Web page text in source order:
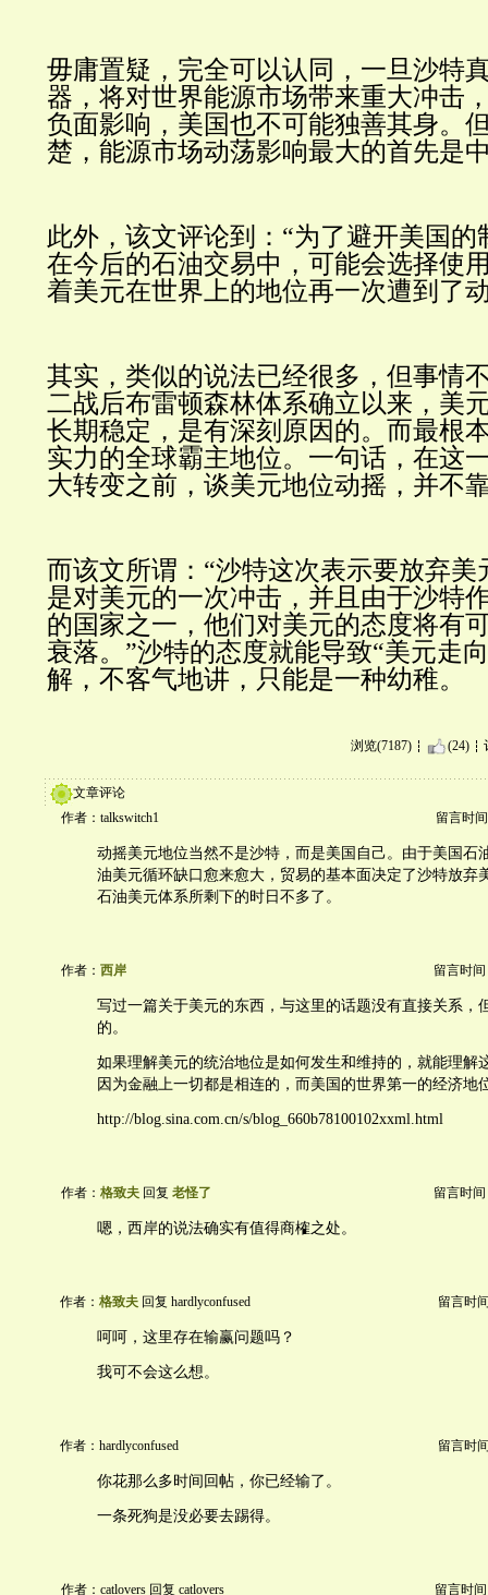
毋庸置疑，完全可以认同，一旦沙特
器，将对世界能源市场带来重大冲击
负面影响，美国也不可能独善其身。
楚，能源市场动荡影响最大的首先是
此外，该文评论到：“为了避开美国的
在今后的石油交易中，可能会选择使
着美元在世界上的地位再一次遭到了
其实，类似的说法已经很多，但事情
二战后布雷顿森林体系确立以来，美
长期稳定，是有深刻原因的。而最根
实力的全球霸主地位。一句话，在这
大转变之前，谈美元地位动摇，并不
而该文所谓：“沙特这次表示要放弃美
是对美元的一次冲击，并且由于沙特
的国家之一，他们对美元的态度将有
衰落。 ”沙特的态度就能导致“美元走
解，不客气地讲，只能是一种幼稚。
浏览(7187) (24)
文章评论
作者：talkswitch1
留言时
动摇美元地位当然不是沙特，而是美国自己。由于美国石
油美元循环缺口愈来愈大，贸易的基本面决定了沙特放弃
石油美元体系所剩下的时日不多了。
作者： 西岸 留言时间
写过一篇关于美元的东西，与这里的话题没有直接关系，
的。
如果理解美元的统治地位是如何发生和维持的，就能理解
因为金融上一切都是相连的，而美国的世界第一的经济地
http://blog.sina.com.cn/s/blog_660b78100102xxml.html
作者： 格致夫 回复 老怪了 留言时间
嗯，西岸的说法确实有值得商榷之处。
作者： 格致夫 回复 hardlyconfused 留言时
呵呵，这里存在输赢问题吗？
我可不会这么想。
作者：hardlyconfused 留言时
你花那么多时间回帖，你已经输了。
一条死狗是没必要去踢得。
作者：catlovers 回复 catlovers 留言时间